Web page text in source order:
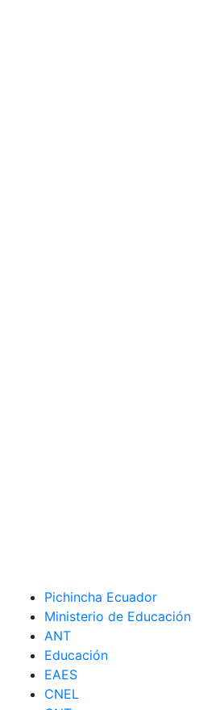
Pichincha Ecuador
Ministerio de Educación
ANT
Educación
EAES
CNEL